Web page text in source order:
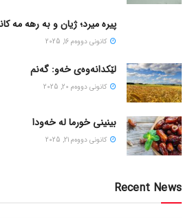
پیره میرد؛ ژیان و به رهه مه
كانونی دووه‌م 16, 2025
لێکدانەوەی خەو: گەنم
كانونی دووه‌م 20, 2025
بینینی خورما لە خەودا
كانونی دووه‌م 21, 2025
Recent News